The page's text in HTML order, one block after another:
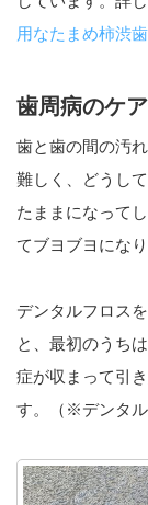
用なたまめ柿渋
歯周病のケ
歯と歯の間の汚
難しく、どうし
たままになって
てブヨブヨにな
デンタルフロス
と、最初のうち
症が収まって引
す。（※デンタル